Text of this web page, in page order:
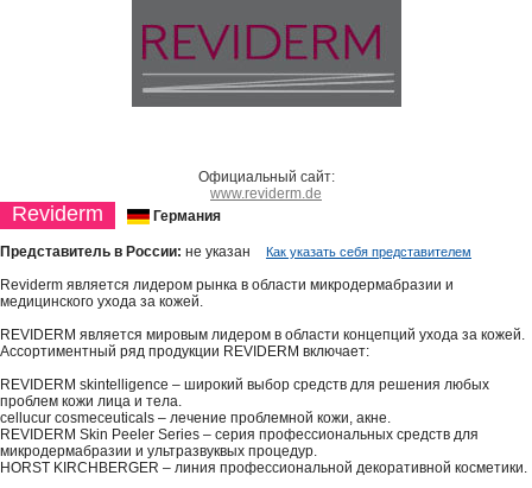
Официальный сайт:
www.reviderm.de
Reviderm Германия
Представитель в России: не указан Как указать себя представителем
Reviderm является лидером рынка в области микродермабразии и
медицинского ухода за кожей.
REVIDERM является мировым лидером в области концепций ухода за кожей.
Ассортиментный ряд продукции REVIDERM включает:
REVIDERM skintelligence – широкий выбор средств для решения любых
проблем кожи лица и тела.
cellucur cosmeceuticals – лечение проблемной кожи, акне.
REVIDERM Skin Peeler Series – серия профессиональных средств для
микродермабразии и ультразвуквых процедур.
HORST KIRCHBERGER – линия профессиональной декоративной косметики.